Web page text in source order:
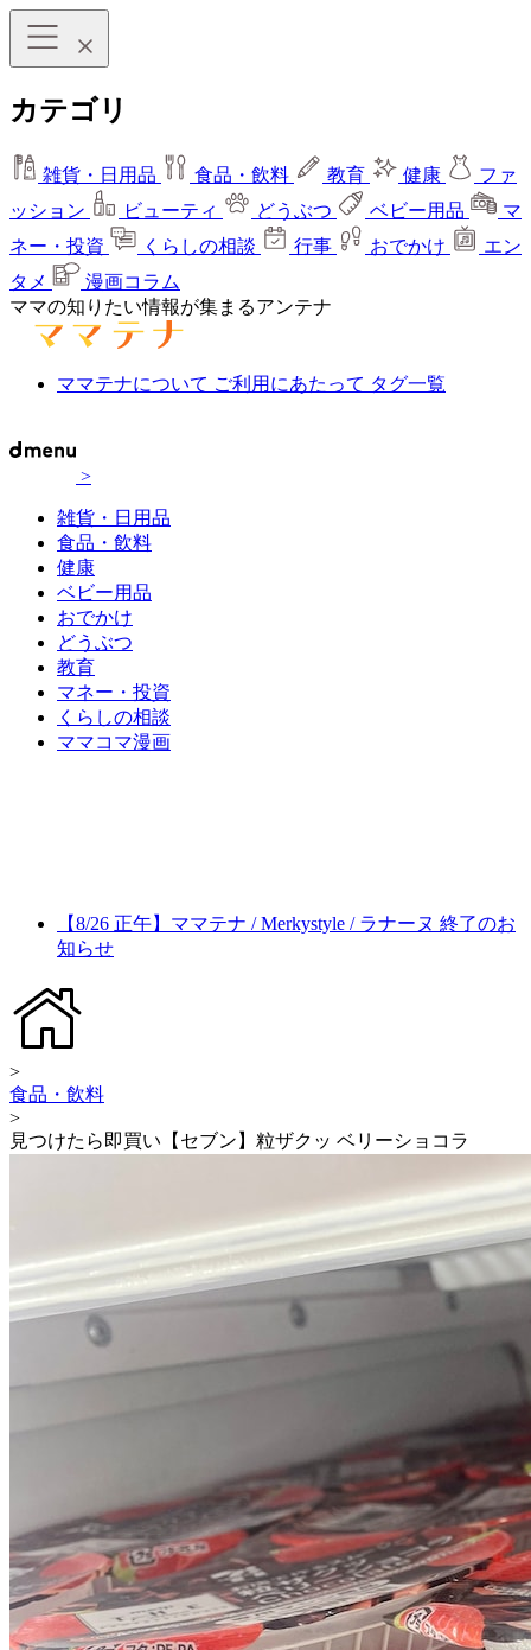
カテゴリ
雑貨・日用品 食品・飲料 教育 健康
ファ
ッション
ビューティ どうぶつ ベビー用品
マ
ネー・投資
くらしの相談 行事 おでかけ
エン
タメ
漫画コラム
ママの知りたい情報が集まるアンテナ
ママテナについて ご利用にあたって タグ一覧
>
雑貨・日用品
食品・飲料
健康
ベビー用品
おでかけ
どうぶつ
教育
マネー・投資
くらしの相談
ママコマ漫画
【8/26 正午】ママテナ / Merkystyle / ラナーヌ 終了のお
知らせ
>
食品・飲料
>
見つけたら即買い【セブン】粒ザクッ ベリーショコラ